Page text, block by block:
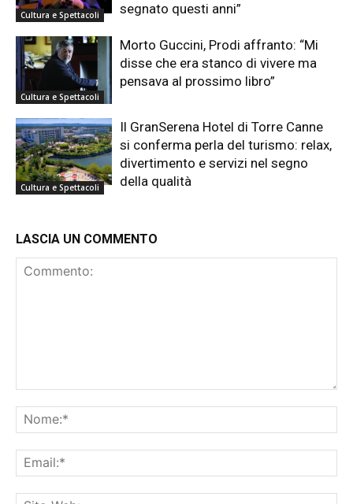
Cultura e Spettacoli
segnato questi anni”
Cultura e Spettacoli
Morto Guccini, Prodi affranto: “Mi
disse che era stanco di vivere ma
pensava al prossimo libro”
Cultura e Spettacoli
Il GranSerena Hotel di Torre Canne
si conferma perla del turismo: relax,
divertimento e servizi nel segno
della qualità
LASCIA UN COMMENTO